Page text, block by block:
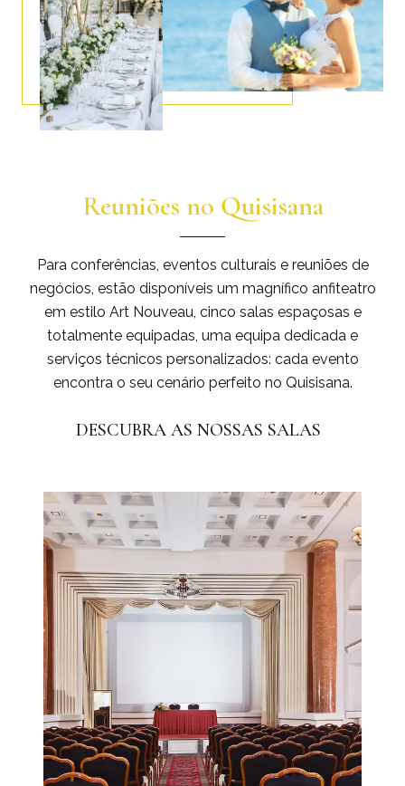
Reuniões no Quisisana
Para conferências, eventos culturais e reuniões de
negócios, estão disponíveis um magnífico anfiteatro
em estilo Art Nouveau, cinco salas espaçosas e
totalmente equipadas, uma equipa dedicada e
serviços técnicos personalizados: cada evento
encontra o seu cenário perfeito no Quisisana.
DESCUBRA AS NOSSAS SALAS